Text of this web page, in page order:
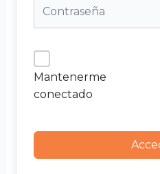
Mantenerme
conectado